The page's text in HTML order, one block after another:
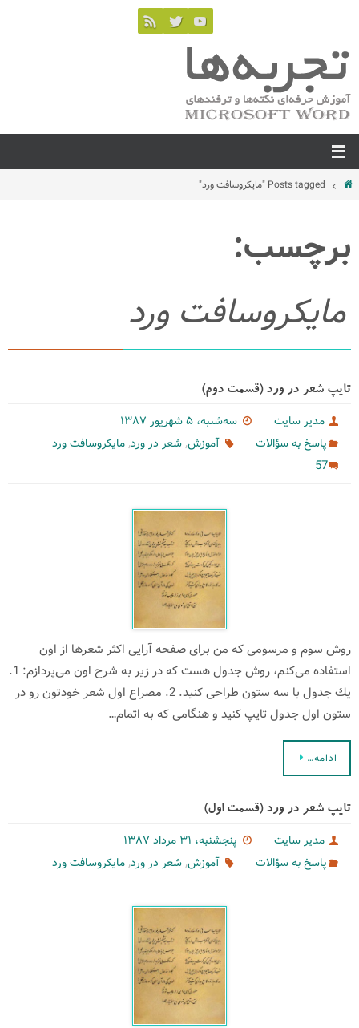
Posts tagged "مایكروسافت ورد"
برچسب:
مایكروسافت ورد
تایپ شعر در ورد (قسمت دوم)
مدیر سایت
سه‌شنبه، ۵ شهریور ۱۳۸۷
پاسخ به سؤالات
آموزش,شعر در ورد,مایكروسافت ورد
57
روش سوم و مرسومی كه من برای صفحه‌ آرایی اكثر شعرها از اون
استفاده می‌كنم، روش جدول هست كه در زیر به شرح اون می‌پردازم: 1.
یك جدول با سه ستون طراحی كنید. 2. مصراع اول شعر خودتون رو در
ستون اول جدول تایپ كنید و هنگامی كه به اتمام…
ادامه…
تایپ شعر در ورد (قسمت اول)
مدیر سایت
پنجشنبه، ۳۱ مرداد ۱۳۸۷
پاسخ به سؤالات
آموزش,شعر در ورد,مایكروسافت ورد